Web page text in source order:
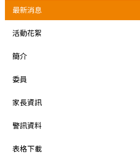
最新消息
活動花絮
簡介
委員
家長資訊
警訊資料
表格下載